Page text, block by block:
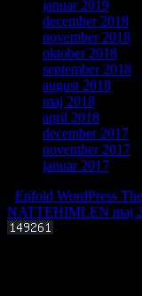
januar 2019
december 2018
november 2018
oktober 2018
september 2018
august 2018
maj 2018
april 2018
december 2017
november 2017
januar 2017
Enfold WordPress
NATTEHIMLEN maj